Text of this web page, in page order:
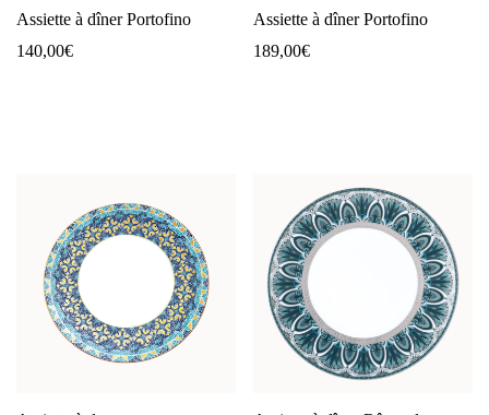
Assiette à dîner Portofino
140,00€
Assiette à dîner Portofino
189,00€